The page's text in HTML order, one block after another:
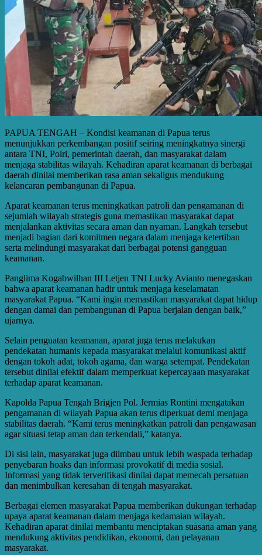
PAPUA TENGAH – Kondisi keamanan di Papua terus
menunjukkan perkembangan positif seiring meningkatnya sinergi
antara TNI, Polri, pemerintah daerah, dan masyarakat dalam
menjaga stabilitas wilayah. Kehadiran aparat keamanan di berbagai
daerah dinilai memberikan rasa aman sekaligus mendukung
kelancaran pembangunan di Papua.
Aparat keamanan terus meningkatkan patroli dan pengamanan di
sejumlah wilayah strategis guna memastikan masyarakat dapat
menjalankan aktivitas secara aman dan nyaman. Langkah tersebut
menjadi bagian dari komitmen negara dalam menjaga ketertiban
serta melindungi masyarakat dari berbagai potensi gangguan
keamanan.
Panglima Kogabwilhan III Letjen TNI Lucky Avianto menegaskan
bahwa aparat keamanan hadir untuk menjaga keselamatan
masyarakat Papua. “Kami ingin memastikan masyarakat dapat hidup
dengan damai dan pembangunan di Papua berjalan dengan baik,”
ujarnya.
Selain penguatan keamanan, aparat juga terus melakukan
pendekatan humanis kepada masyarakat melalui komunikasi aktif
dengan tokoh adat, tokoh agama, dan warga setempat. Pendekatan
tersebut dinilai efektif dalam memperkuat kepercayaan masyarakat
terhadap aparat keamanan.
Kapolda Papua Tengah Brigjen Pol. Jermias Rontini mengatakan
pengamanan di wilayah Papua akan terus diperkuat demi menjaga
stabilitas daerah. “Kami terus meningkatkan patroli dan pengawasan
agar situasi tetap aman dan terkendali,” katanya.
Di sisi lain, masyarakat juga diimbau untuk lebih waspada terhadap
penyebaran hoaks dan informasi provokatif di media sosial.
Informasi yang tidak terverifikasi dinilai dapat memecah persatuan
dan menimbulkan keresahan di tengah masyarakat.
Berbagai elemen masyarakat Papua memberikan dukungan terhadap
upaya aparat keamanan dalam menjaga kedamaian wilayah.
Kehadiran aparat dinilai membantu menciptakan suasana aman yang
mendukung aktivitas pendidikan, ekonomi, dan pelayanan
masyarakat.